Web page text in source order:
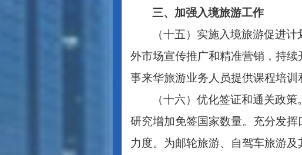
三、加强入境旅游工作
（十五）实施入境旅游促进计
外市场宣传推广和精准营销，持续
事来华旅游业务人员提供课程培训
（十六）优化签证和通关政策
研究增加免签国家数量。充分发
力度。为邮轮旅游、自驾车旅游及